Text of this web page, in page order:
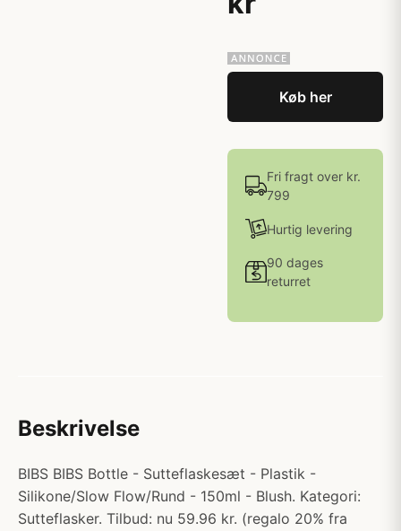
Køb her
Fri fragt over kr.
799
Hurtig levering
90 dages
returret
Beskrivelse
BIBS BIBS Bottle - Sutteflaskesæt - Plastik -
Silikone/Slow Flow/Rund - 150ml - Blush. Kategori:
Sutteflasker. Tilbud: nu 59.96 kr. (regalo 20% fra